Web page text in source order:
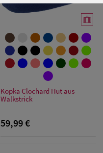
Kopka Clochard Hut aus
Walkstrick
59,99 €